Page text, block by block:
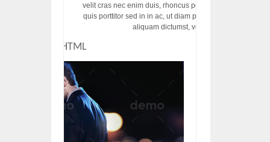
velit cras nec enim duis, rhoncus porttitor ac vut rhoncus
quis porttitor sed in in ac, ut diam porttitor odio nunc
aliquam dictumst, vel amet tincidunt
CUSTOM HTML